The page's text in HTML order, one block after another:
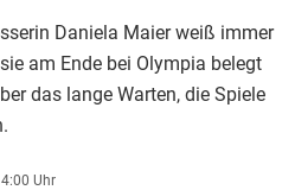
Daniela Maier weiß immer
am Ende bei Olympia belegt
das lange Warten, die Spiele
Uhr